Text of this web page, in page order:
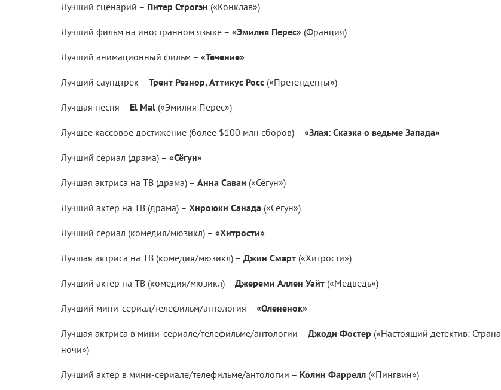
Лучший сценарий – Питер Строгэн («Конклав»)
Лучший фильм на иностранном языке – «Эмилия Перес» (Франция)
Лучший анимационный фильм – «Течение»
Лучший саундтрек – Трент Резнор, Аттикус Росс («Претенденты»)
Лучшая песня – El Mal («Эмилия Перес»)
Лучшее кассовое достижение (более $100 млн сборов) – «Злая: Сказка о ведьме Запада»
Лучший сериал (драма) – «Сёгун»
Лучшая актриса на ТВ (драма) – Анна Саваи («Сёгун»)
Лучший актер на ТВ (драма) – Хироюки Санада («Сёгун»)
Лучший сериал (комедия/мюзикл) – «Хитрости»
Лучшая актриса на ТВ (комедия/мюзикл) – Джин Смарт («Хитрости»)
Лучший актер на ТВ (комедия/мюзикл) – Джереми Аллен Уайт («Медведь»)
Лучший мини-сериал/телефильм/антология – «Олененок»
Лучшая актриса в мини-сериале/телефильме/антологии – Джоди Фостер («Настоящий детектив: Страна
ночи»)
Лучший актер в мини-сериале/телефильме/антологии – Колин Фаррелл («Пингвин»)